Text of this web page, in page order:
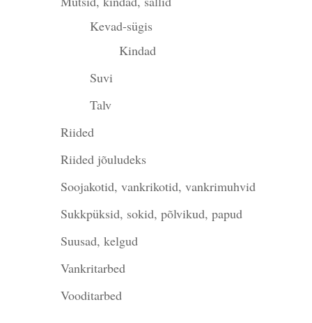
Kevad-sügis
Kindad
Suvi
Talv
Riided
Riided jõuludeks
Soojakotid, vankrikotid, vankrimuhvid
Sukkpüksid, sokid, põlvikud, papud
Suusad, kelgud
Vankritarbed
Vooditarbed